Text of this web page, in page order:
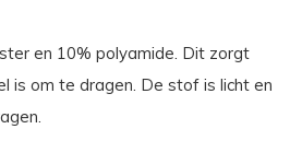
en 10% polyamide. Dit zorgt
is om te dragen. De stof is licht en